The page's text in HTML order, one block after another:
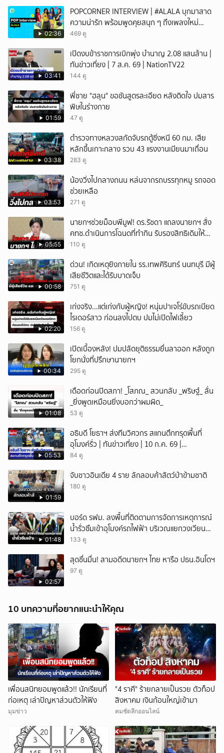
02:36
POPCORNER INTERVIEW | #ALALA บุกมาสาด
ความน่ารัก พร้อมพูดคุยสนุก ๆ ถึงเพลงใหม่
'ON&OFF'
469 ดู
03:41
เปิดงบข้าราชการเบิกพุ่ง บำนาญ 2.08 แสนล้าน |
ทันข่าวเที่ยง | 7 ส.ค. 69 | NationTV22
144 ดู
01:59
พี่ชาย "ฮลุน" ขอชันสูตรละเอียด หลังติดใจ ปมสาร
พิษในร่างกาย
47 ดู
03:38
ตำรวจทางหลวงสกัดจับรถตู้ซิ่งหนี 60 กม. เสีย
หลักขึ้นเกาะกลาง รวบ 43 แรงงานเมียนมาเถื่อน
283 ดู
03:53
น้องวิ่งไปกลางถนน หล่นจากรถบรรทุกหมู รถจอด
ช่วยเหลือ
271 ดู
05:55
นายกฯช่วยม็อบพีมูฟ! ดร.รัชดา แถลงนายกฯ สั่ง
คทช.ดำเนินการโฉนดที่ทำกิน รับรองสิทธิเดิมให้
เสร็จใน1เดือน
110 ดู
00:58
ด่วน! เกิดเหตุยิงภายใน รร.เทพศิรินทร์ นนทบุรี มีผู้
เสียชีวิตและได้รับบาดเจ็บ
751 ดู
02:20
เก่งจริง...แต่เก่งกับผู้หญิง! หนุ่มปาเจโร่ขับรถเบียด
ไรเดอร์สาว ก่อนลงไปตบ ปมไม่เปิดไฟเลี้ยว
156 ดู
00:34
เปิดเบื้องหลัง! ปมปลัดยุติธรรมยื่นลาออก หลังถูก
โยกนั่งที่ปรึกษานายกฯ
295 ดู
01:08
เดือดก่อนปิดสภา! _โสภณ_ สวนกลับ _พริษฐ์_ ลั่น
_ยิ่งพูดเหมือนยิ่งบอกว่าผมผิด_
53 ดู
05:53
อธิบดี โยธาฯ ส่งทีมวิศวกร สแกนตึกทรุดพื้นที่
อุโมงค์รั่ว | ทันข่าวเที่ยง | 10 ก.ค. 69 |
NationTV22
84 ดู
01:59
จับชาวอินเดีย 4 ราย ลักลอบค้าสัตว์ป่าข้ามชาติ
180 ดู
01:48
บอร์ด รฟม. ลงพื้นที่ติดตามการจัดการเหตุการณ์
น้ำรั่วซึมเข้าอุโมงค์รถไฟฟ้า บริเวณแยกวงเวียน
ใหญ่
133 ดู
02:57
สุดชื่นมื่น! สามอดีตนายกฯ ไทย หารือ ปธน.อินโดฯ
97 ดู
10 บทความที่อยากแนะนำให้คุณ
เพื่อนสนิทยอมพูดแล้ว!! นักเรียนที่
ก่อเหตุ เล่าปัญหาส่วนตัวให้ฟัง
มุมข่าว
"4 ราศี" ร้ายกลายเป็นรวย ตัวท็อป
สิงหาคม เงินก้อนใหญ่เข้ามา
คมชัดลึกออนไลน์